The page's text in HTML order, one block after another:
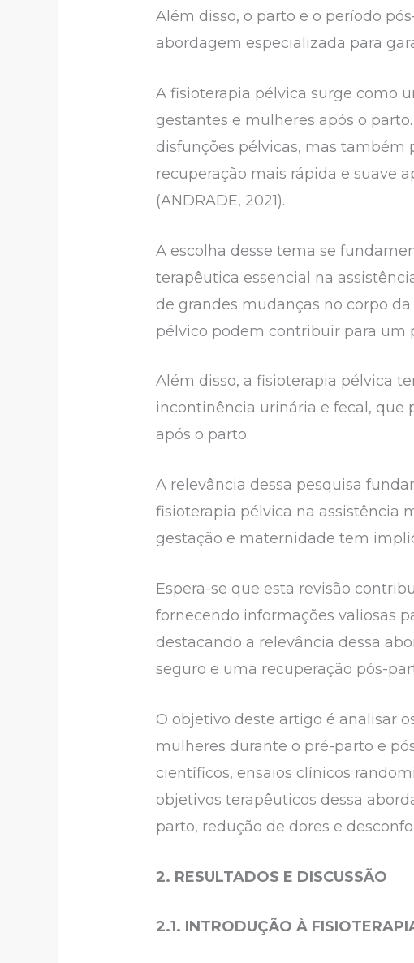
Além disso, o parto e o período
abordagem especializada para
A fisioterapia pélvica surge como
gestantes e mulheres após o
disfunções pélvicas, mas
recuperação mais rápida e suave
(ANDRADE, 2021).
A escolha desse tema se
terapêutica essencial na
de grandes mudanças no corpo
pélvico podem contribuir para um
Além disso, a fisioterapia pélvica
incontinência urinária e fecal,
após o parto.
A relevância dessa pesquisa
fisioterapia pélvica na assistência
gestação e maternidade tem
Espera-se que esta revisão
fornecendo informações valiosas
destacando a relevância dessa
seguro e uma recuperação pós-
O objetivo deste artigo é analisar
mulheres durante o pré-parto e
científicos, ensaios clínicos
objetivos terapêuticos dessa
parto, redução de dores e
2. RESULTADOS E DISCUSSÃO
2.1. INTRODUÇÃO À